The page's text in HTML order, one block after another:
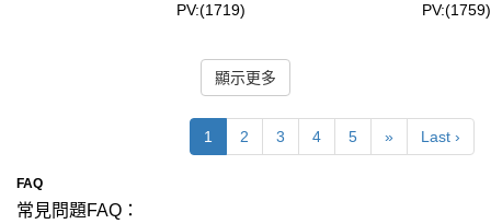
PV:(1719) PV:(1759)
顯示更多
1 2 3 4 5 » Last ›
FAQ
常見問題FAQ：